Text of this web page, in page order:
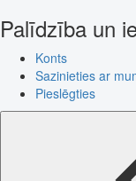
Palīdzība un
Konts
Sazinieties ar
Pieslēgties